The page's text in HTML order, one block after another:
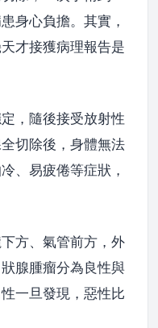
身心負擔。其實，
才接獲病理報告是
，隨後接受放射性
切除後，身體無法
、易疲倦等症狀，
方、氣管前方，外
腺腫瘤分為良性與
一旦發現，惡性比